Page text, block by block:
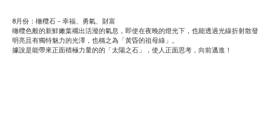
8月份：橄欖石－幸福、勇氣、財富
橄欖色般的新鮮嫩葉襯出活潑的氣息，即使在夜晚的燈光下，也能透過光線折射散發
明亮且有獨特魅力的光澤，也稱之為「黃昏的祖母綠」。
據說是能帶來正面積極力量的的「太陽之石」，使人正面思考，向前邁進！